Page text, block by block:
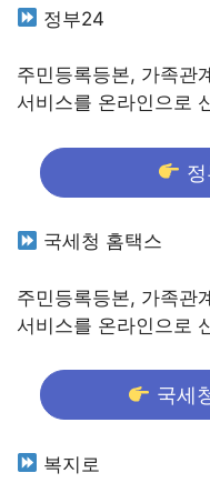
정부24
주민등록등본, 가족관
서비스를 온라인으로
국세청 홈택스
주민등록등본, 가족관
서비스를 온라인으로
국세
복지로